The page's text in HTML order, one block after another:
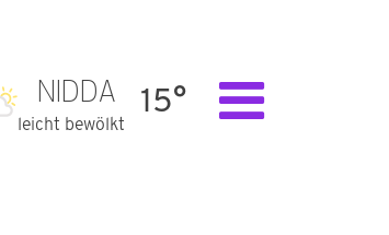
NIDDA
leicht bewölkt
15°